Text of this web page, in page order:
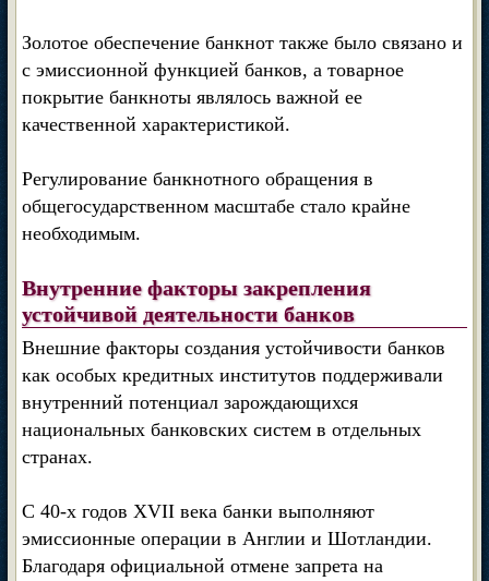
Золотое обеспечение банкнот также было связано и
с эмиссионной функцией банков, а товарное
покрытие банкноты являлось важной ее
качественной характеристикой.
Регулирование банкнотного обращения в
общегосударственном масштабе стало крайне
необходимым.
Внутренние факторы закрепления
устойчивой деятельности банков
Внешние факторы создания устойчивости банков
как особых кредитных институтов поддерживали
внутренний потенциал зарождающихся
национальных банковских систем в отдельных
странах.
С 40-х годов XVII века банки выполняют
эмиссионные операции в Англии и Шотландии.
Благодаря официальной отмене запрета на